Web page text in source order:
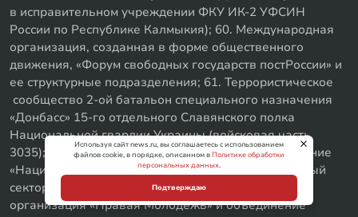
в исправительном учреждении ФКУ ИК-2 УФСИН
России по Республике Калмыкия); 60. Международная
организация, созданная в форме общественного
движения, «Форум свободных государств постРоссии» и
ее структурные подразделения; 61. Террористическое
сообщество 2-ой батальон специального назначения
«Донбасс» 15-го отдельного Славянского полка
Национальной гвардии Украины (войсковая часть
3035); 62. Украинское военизированное объединение
«Национально-освободительное движение «Правый
сектор» и его структурные подразделения –
организация «Правая Молодежь» и объединение
Используя сайт news.ru, вы соглашаетесь с использованием
файлов cookie, в порядке, описанном вПолитике обработки
персональных данных.
Подтверждаю